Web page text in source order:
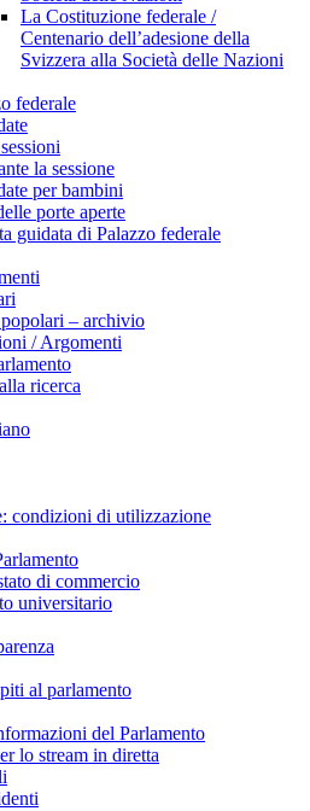
La Costituzione federale /
Centenario dell’adesione della
Svizzera alla Società delle Nazioni
federale
la sessione
per bambini
porte aperte
guidata di Palazzo federale
– archivio
/ Argomenti
ricerca
condizioni di utilizzazione
di commercio
universitario
al parlamento
del Parlamento
lo stream in diretta